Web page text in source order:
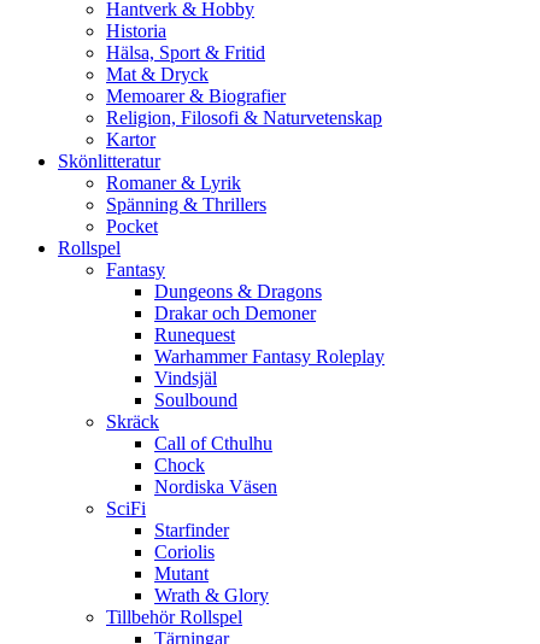
Hantverk & Hobby
Historia
Hälsa, Sport & Fritid
Mat & Dryck
Memoarer & Biografier
Religion, Filosofi & Naturvetenskap
Kartor
Skönlitteratur
Romaner & Lyrik
Spänning & Thrillers
Pocket
Rollspel
Fantasy
Dungeons & Dragons
Drakar och Demoner
Runequest
Warhammer Fantasy Roleplay
Vindsjäl
Soulbound
Skräck
Call of Cthulhu
Chock
Nordiska Väsen
SciFi
Starfinder
Coriolis
Mutant
Wrath & Glory
Tillbehör Rollspel
Tärningar